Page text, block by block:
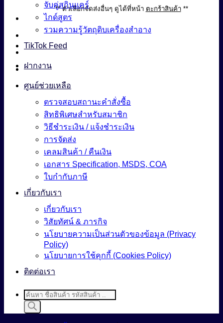
** ตัวเลือกจัดส่งอื่นๆ ดูได้ที่หน้า ตะกร้าสินค้า**
จับคู่สกินแคร์
ไกด์สูตร
รวมความรู้วัตถุดิบเครื่องสำอาง
TikTok Feed
ฝากงาน
ศูนย์ช่วยเหลือ
ตรวจสอบสถานะคำสั่งซื้อ
สิทธิพิเศษสำหรับสมาชิก
วิธีชำระเงิน / แจ้งชำระเงิน
การจัดส่ง
เคลมสินค้า / คืนเงิน
เอกสาร Specification, MSDS, COA
ใบกำกับภาษี
เกี่ยวกับเรา
เกี่ยวกับเรา
วิสัยทัศน์ & ภารกิจ
นโยบายความเป็นส่วนตัวของข้อมูล (Privacy
Policy)
นโยบายการใช้คุกกี้ (Cookies Policy)
ติดต่อเรา
Products
search